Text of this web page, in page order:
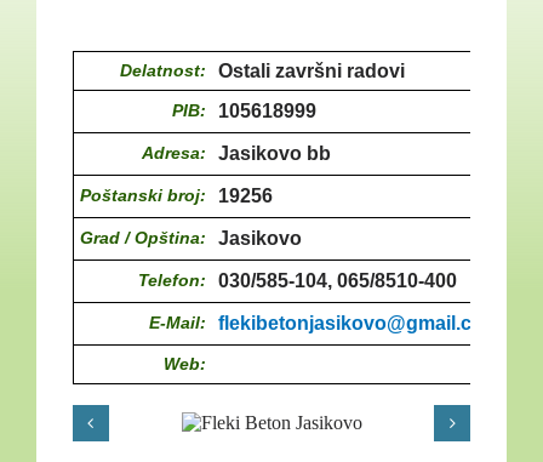
Delatnost: Ostali završni radovi
PIB: 105618999
Adresa: Jasikovo bb
Poštanski broj: 19256
Grad / Opština: Jasikovo
Telefon: 030/585-104, 065/8510-400
E-Mail: flekibetonjasikovo@gmail.com
Web: